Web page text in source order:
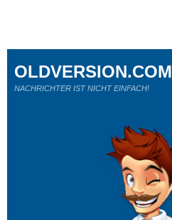
OLDVERSION.COM
NACHRICHTER IST NICHT EINFACH!